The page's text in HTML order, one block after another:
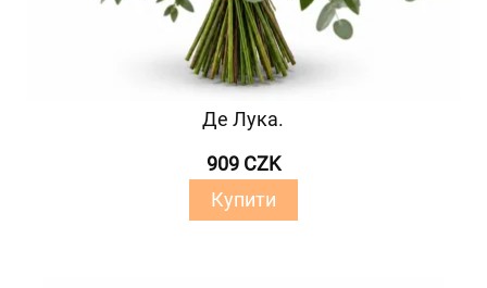
Де Лука.
909 CZK
Купити